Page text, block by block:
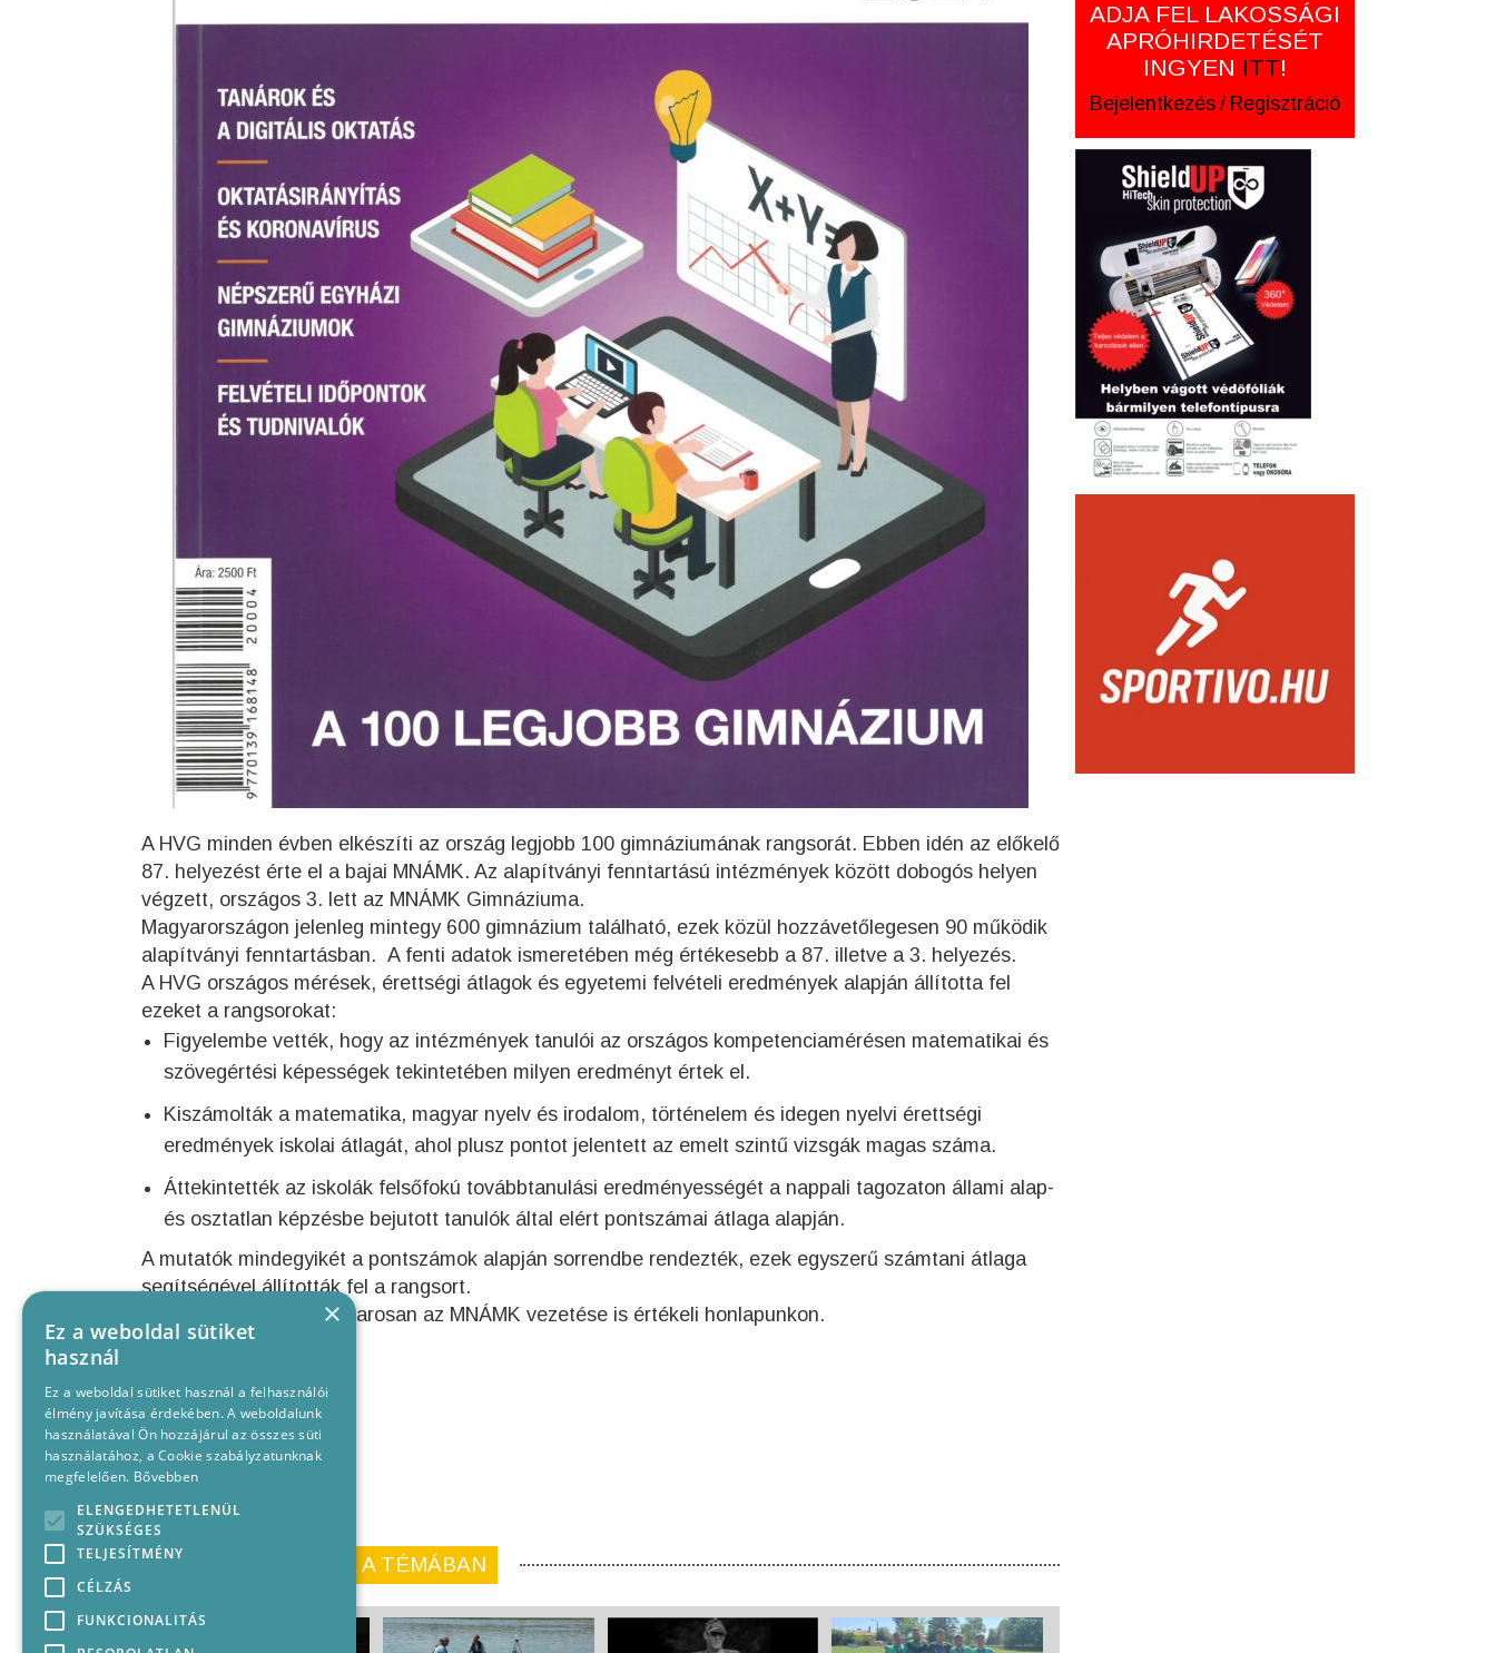
A HVG minden évben elkészíti az ország legjobb 100 gimnáziumának rangsorát. Ebben idén az előkelő
87. helyezést érte el a bajai MNÁMK. Az alapítványi fenntartású intézmények között dobogós helyen
végzett, országos 3. lett az MNÁMK Gimnáziuma.
Magyarországon jelenleg mintegy 600 gimnázium található, ezek közül hozzávetőlegesen 90 működik
alapítványi fenntartásban. A fenti adatok ismeretében még értékesebb a 87. illetve a 3. helyezés.
A HVG országos mérések, érettségi átlagok és egyetemi felvételi eredmények alapján állította fel
ezeket a rangsorokat:
Figyelembe vették, hogy az intézmények tanulói az országos kompetenciamérésen matematikai és
szövegértési képességek tekintetében milyen eredményt értek el.
Kiszámolták a matematika, magyar nyelv és irodalom, történelem és idegen nyelvi érettségi
eredmények iskolai átlagát, ahol plusz pontot jelentett az emelt szintű vizsgák magas száma.
Áttekintették az iskolák felsőfokú továbbtanulási eredményességét a nappali tagozaton állami alap-
és osztatlan képzésbe bejutott tanulók által elért pontszámai átlaga alapján.
A mutatók mindegyikét a pontszámok alapján sorrendbe rendezték, ezek egyszerű számtani átlaga
segítségével állították fel a rangsort.
A kiváló eredményt hamarosan az MNÁMK vezetése is értékeli honlapunkon.
KORÁBBI CIKKEINK A TÉMÁBAN
ADJA FEL LAKOSSÁGI
APRÓHIRDETÉSÉT
INGYEN ITT!
Bejelentkezés / Regisztráció
×
Ez a weboldal sütiket
használ
Ez a weboldal sütiket használ a felhasználói
élmény javítása érdekében. A weboldalunk
használatával Ön hozzájárul az összes süti
használatához, a Cookie szabályzatunknak
megfelelően. Bővebben
ELENGEDHETETLENÜL
SZÜKSÉGES
TELJESÍTMÉNY
CÉLZÁS
FUNKCIONALITÁS